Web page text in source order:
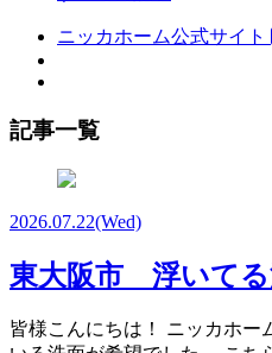
ニッカホーム公式サイト
記事一覧
2026.07.22(Wed)
東大阪市 浮いてる
皆様こんにちは！ ニッカホー